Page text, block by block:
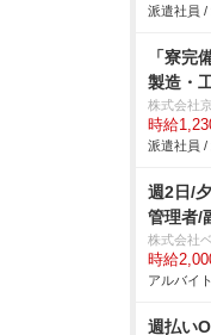
派遣社員 /
「寮完
製造・
株式会社
時給
派遣社員 /
週2日/
管理者/
株式会社
時給
アルバイ
週払い